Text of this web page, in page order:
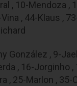
, 10-Mendoza ,
, 44-Klaus ,
González , 9-Jael
, 16-Jorginho ,
, 25-Marlon , 35-